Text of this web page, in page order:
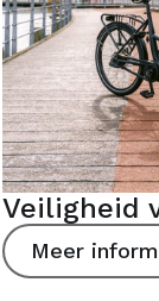
Veiligheid
Meer